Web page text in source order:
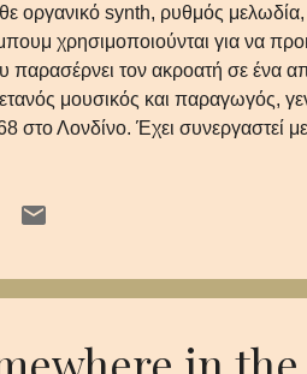
οργανικό synth, ρυθμός μελωδία,
χρησιμοποιούνται για να
παρασέρνει τον ακροατή σε ένα
μουσικός και παραγωγός,
στο Λονδίνο. Έχει συνεργαστεί
συνεργασία του με τον Simon